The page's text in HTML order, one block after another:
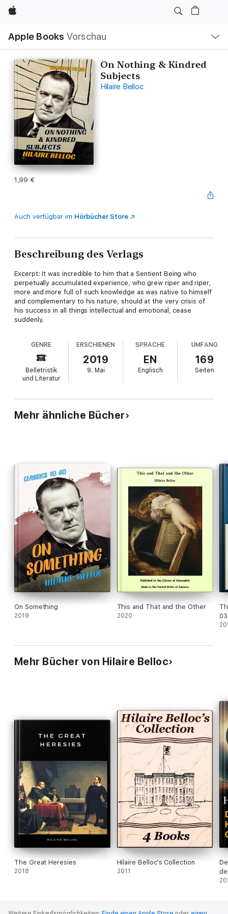
Apple
Apple Books Vorschau
Navigation
Menü
öffnen
On Nothing & Kindred
Subjects
Hilaire Belloc
1,99 €
Auch verfügbar im Hörbücher Store
Beschreibung des Verlags
Excerpt: It was incredible to him that a Sentient Being who
perpetually accumulated experience, who grew riper and riper,
more and more full of such knowledge as was native to himself
and complementary to his nature, should at the very crisis of
his success in all things intellectual and emotional, cease
suddenly.
GENRE
Belletristik
und Literatur
ERSCHIENEN
2019
9. Mai
SPRACHE
EN
Englisch
UMFANG
169
Seiten
Mehr ähnliche Bücher
On Something
2019
This and That and the Other
2020
Mehr Bücher von Hilaire Belloc
The Great Heresies
2018
Hilaire Belloc's Collection
2011